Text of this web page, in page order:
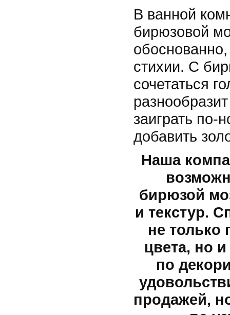
В ванной
бирюзовой
обоснованно,
стихии. С
сочетаться
заиграть по-
добавить
Наша
бирюзой
и текстур.
не только
цвета, но
по
продажей,